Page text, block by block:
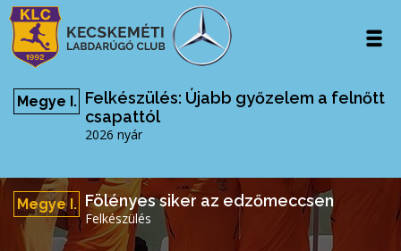
Megye I. Felkészülés: Újabb győzelem a felnőtt
csapattól
2026 nyár
Megye I. Fölényes siker az edzőmeccsen
Felkészülés